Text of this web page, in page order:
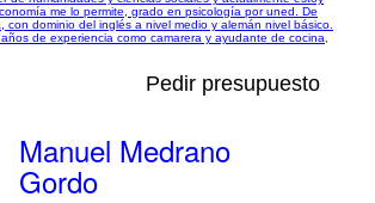
me lo permite, grado en psicología por uned. De
con dominio del inglés a nivel medio y alemán nivel básico.
de experiencia como camarera y ayudante de cocina,
Pedir presupuesto
Manuel Medrano
Gordo